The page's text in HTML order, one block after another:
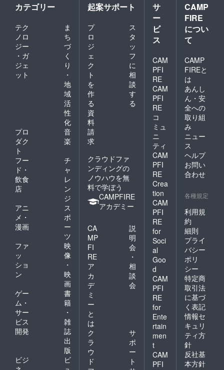
カテゴリー
テク
ノロ
ジー
・ガ
ジェ
ット
ま
ち
づ
く
り
・
地
域
活
性
化
プロ
ダク
ト
音
楽
フー
ド・
飲食
店
チ
ャ
レ
ン
ジ
アニ
メ・
漫画
ス
ポ
ー
ツ
ファ
ッ
ショ
ン
映
像
・
映
画
ゲー
ム・
サー
ビス
開発
書
籍
・
雑
誌
出
版
ビジ
ビ
起案サポート
プ
ロ
ジ
ェ
ク
ト
を
作
る
ス
タ
ッ
フ
に
相
談
す
る
資
料
請
求
クラウドファ
ンディングの
ノウハウを無
料で学ぼう
CAMPFIRE
アカデミー
CA
MP
FI
RE
ア
カ
デ
ミ
ー
と
は
説
明
会
・
相
談
会
ク
ラ
ウ
ド
サ
ポ
ー
ト
サ
ー
ビ
ス
CAM
PFI
RE
CAM
PFI
RE
コ
ミュ
ニ
ティ
CAM
PFI
RE
Crea
tion
CAM
PFI
RE
for
Soci
al
Goo
d
CAM
PFI
RE
for
Ente
rtain
men
t
CAM
PFI
CAMP
FIRE
につい
て
CAMP
FIREと
は
あんし
ん・安
全への
取り組
み
ニュー
ス
ヘルプ
お問い
合わせ
各種規定
利用規
約
細則
プライ
バシー
ポリ
シー
特定商
取引法
に基づ
く表記
情報セ
キュリ
ティ方
針
反社基
本方針